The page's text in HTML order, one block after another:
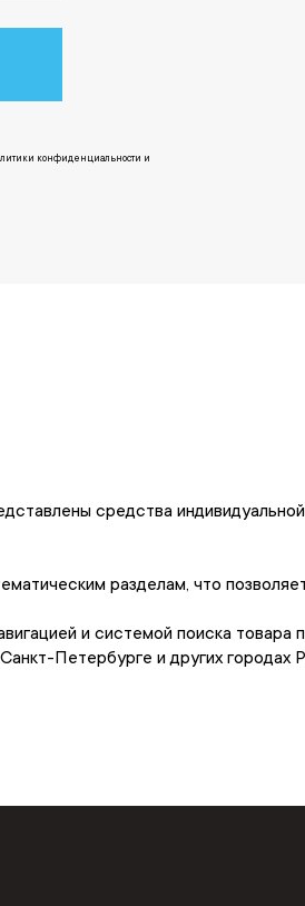
конфиденциальности и
средства
разделам, что
и системой поиска товара
Петербурге и других городах